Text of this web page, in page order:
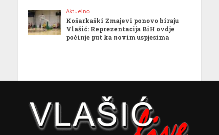
Aktuelno
Košarkaški Zmajevi ponovo biraju
Vlašić: Reprezentacija BiH ovdje
počinje put ka novim uspjesima